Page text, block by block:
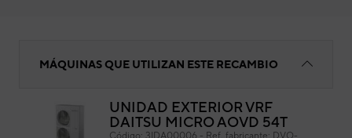
MÁQUINAS QUE UTILIZAN ESTE RECAMBIO
UNIDAD EXTERIOR VRF
DAITSU MICRO AOVD 54T
Código: 3IDA00006 - Ref. fabricante: DVO-